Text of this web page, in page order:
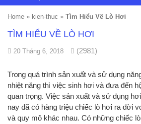
Home » kien-thuc » Tìm Hiểu Về Lò Hơi
TÌM HIỂU VỀ LÒ HƠI
20 Tháng 6, 2018 (2981)
Trong quá trình sản xuất và sử dụng
nhiệt năng thì việc sinh hơi và đưa đến
quan trọng. Việc sản xuất và sử dụng
nay đã có hàng triệu chiếc lò hơi ra đời
và quy mô khác nhau. Có những chiếc